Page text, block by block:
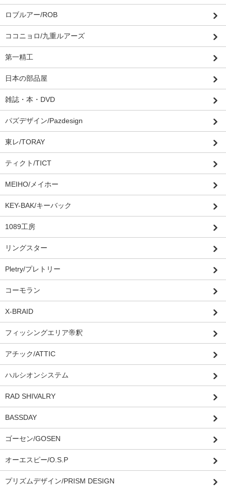
ロブルアー/ROB
ココニョロ/九重ルアーズ
第一精工
日本の部品屋
雑誌・本・DVD
パズデザイン/Pazdesign
東レ/TORAY
ティクト/TICT
MEIHO/メイホー
KEY-BAK/キーバック
1089工房
リングスター
Pletry/プレトリー
コーモラン
X-BRAID
フィッシングエリア帝釈
アチック/ATTIC
ハルシオンシステム
RAD SHIVALRY
BASSDAY
ゴーセン/GOSEN
オーエスピー/O.S.P
プリズムデザイン/PRISM DESIGN